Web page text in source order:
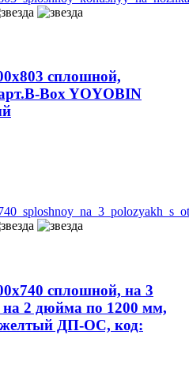
сплошной,
Box YOYOBIN
сплошной, на 3
на 2 дюйма по 1200 мм,
желтый ДП-ОС, код: